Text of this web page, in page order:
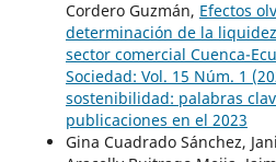
Cordero Guzmán, Efectos
determinación de la
sector comercial Cuenca-
Sociedad: Vol. 15 Núm. 1
sostenibilidad: palabras
publicaciones en el 2023
Gina Cuadrado Sánchez,